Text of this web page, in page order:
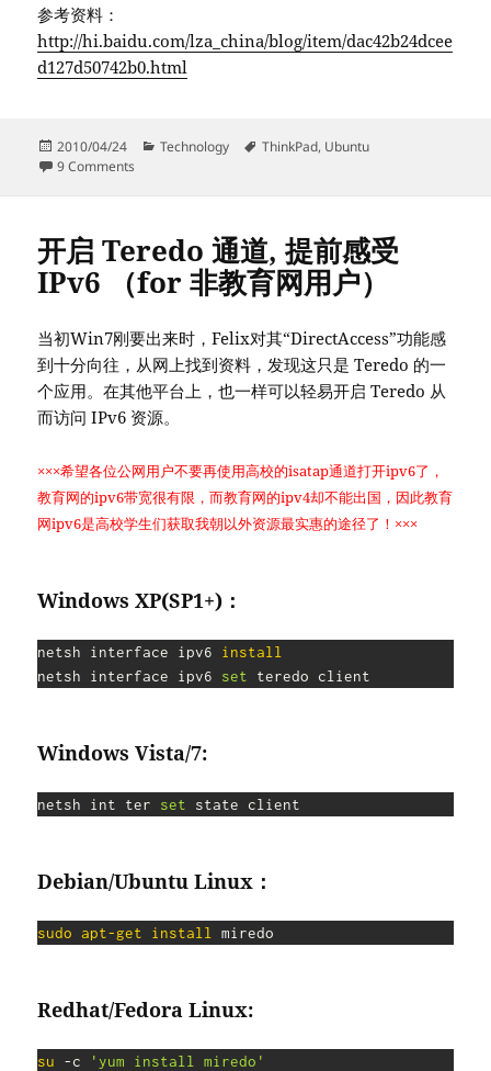
参考资料：
http://hi.baidu.com/lza_china/blog/item/dac42b24dcee
d127d50742b0.html
Posted
on
2010/04/24 Categories
Technology Tags
ThinkPad, Ubuntu
9 Comments
开启 Teredo 通道, 提前感受
IPv6 （for 非教育网用户）
当初Win7刚要出来时，Felix对其“DirectAccess”功能感
到十分向往，从网上找到资料，发现这只是 Teredo 的一
个应用。在其他平台上，也一样可以轻易开启 Teredo 从
而访问 IPv6 资源。
×××希望各位公网用户不要再使用高校的isatap通道打开ipv6了，
教育网的ipv6带宽很有限，而教育网的ipv4却不能出国，因此教育
网ipv6是高校学生们获取我朝以外资源最实惠的途径了！×××
Windows XP(SP1+)：
netsh interface ipv6 install
netsh interface ipv6 set teredo client
Windows Vista/7:
netsh int ter set state client
Debian/Ubuntu Linux：
sudo apt-get install miredo
Redhat/Fedora Linux:
su -c
'yum install miredo'